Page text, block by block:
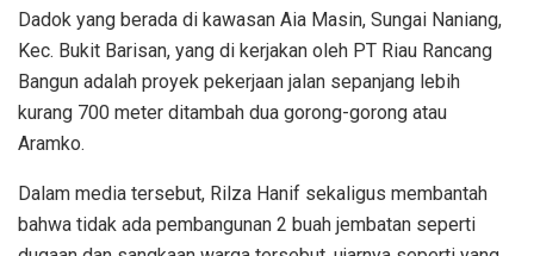
Dadok yang berada di kawasan Aia Masin, Sungai Naniang,
Kec. Bukit Barisan, yang di kerjakan oleh PT Riau Rancang
Bangun adalah proyek pekerjaan jalan sepanjang lebih
kurang 700 meter ditambah dua gorong-gorong atau
Aramko.
Dalam media tersebut, Rilza Hanif sekaligus membantah
bahwa tidak ada pembangunan 2 buah jembatan seperti